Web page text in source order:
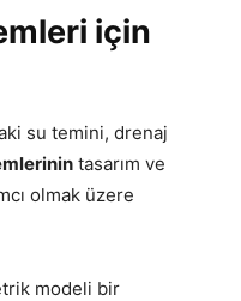
için
su temini, drenaj
tasarım ve
olmak üzere
modeli bir